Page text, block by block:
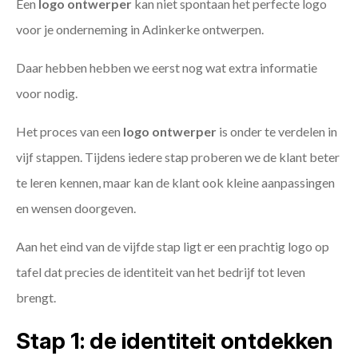
Een logo ontwerper kan niet spontaan het perfecte logo
voor je onderneming in Adinkerke ontwerpen.
Daar hebben hebben we eerst nog wat extra informatie
voor nodig.
Het proces van een logo ontwerper is onder te verdelen in
vijf stappen. Tijdens iedere stap proberen we de klant beter
te leren kennen, maar kan de klant ook kleine aanpassingen
en wensen doorgeven.
Aan het eind van de vijfde stap ligt er een prachtig logo op
tafel dat precies de identiteit van het bedrijf tot leven
brengt.
Stap 1: de identiteit ontdekken